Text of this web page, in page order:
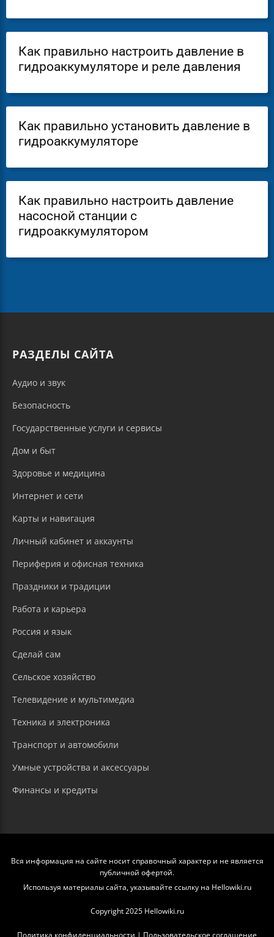
Как правильно настроить давление в
гидроаккумуляторе и реле давления
Как правильно установить давление в
гидроаккумуляторе
Как правильно настроить давление
насосной станции с
гидроаккумулятором
РАЗДЕЛЫ САЙТА
Аудио и звук
Безопасность
Государственные услуги и сервисы
Дом и быт
Здоровье и медицина
Интернет и сети
Карты и навигация
Личный кабинет и аккаунты
Периферия и офисная техника
Праздники и традиции
Работа и карьера
Россия и язык
Сделай сам
Сельское хозяйство
Телевидение и мультимедиа
Техника и электроника
Транспорт и автомобили
Умные устройства и аксессуары
Финансы и кредиты
Вся информация на сайте носит справочный характер и не является
публичной офертой.
Используя материалы сайта, указывайте ссылку на Hellowiki.ru
Copyright 2025 Hellowiki.ru
Политика конфиденциальности | Пользовательское соглашение